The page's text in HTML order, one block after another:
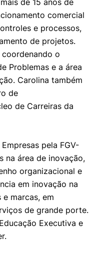
de 15 anos de
comercial
e processos,
de projetos.
coordenando o
Problemas e a área
Carolina também
de
de Carreiras da
pela FGV-
na área de inovação,
organizacional e
em inovação na
marcas, em
de grande porte.
Executiva e